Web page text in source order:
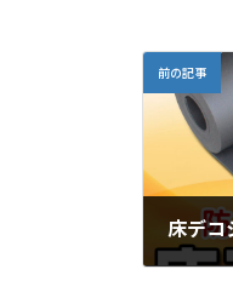
前の記事